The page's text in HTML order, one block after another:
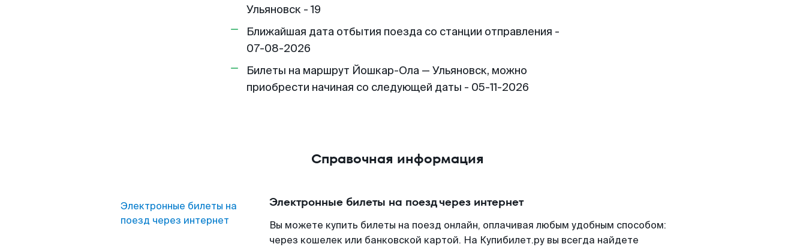
Ульяновск - 19
Ближайшая дата отбытия поезда со станции отправления -
07-08-2026
Билеты на маршрут Йошкар-Ола — Ульяновск, можно
приобрести начиная со следующей даты - 05-11-2026
Справочная информация
Электронные билеты на
поезд через интернет
Электронные билеты на поезд через интернет
Вы можете купить билеты на поезд онлайн, оплачивая любым удобным способом:
через кошелек или банковской картой. На Купибилет.ру вы всегда найдете